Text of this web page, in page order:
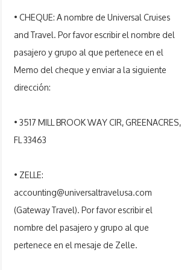
• CHEQUE: A nombre de Universal Cruises
and Travel. Por favor escribir el nombre del
pasajero y grupo al que pertenece en el
Memo del cheque y enviar a la siguiente
dirección:
• 3517 MILL BROOK WAY CIR, GREENACRES,
FL 33463
• ZELLE:
accounting@universaltravelusa.com
(Gateway Travel). Por favor escribir el
nombre del pasajero y grupo al que
pertenece en el mesaje de Zelle.